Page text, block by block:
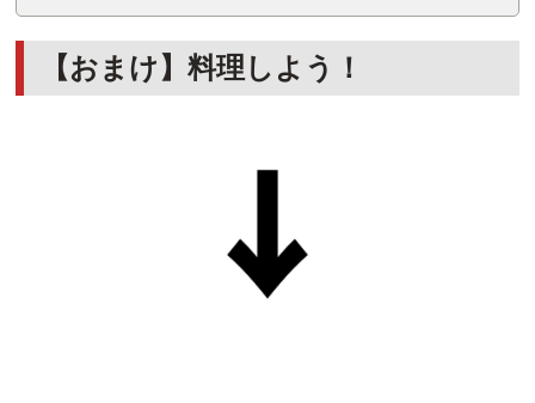
【おまけ】料理しよう！